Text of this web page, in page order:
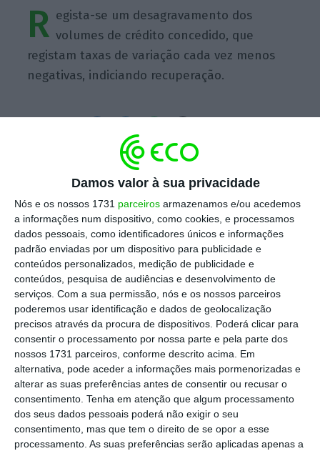
Damos valor à sua privacidade
Nós e os nossos 1731 parceiros armazenamos e/ou acedemos
a informações num dispositivo, como cookies, e processamos
dados pessoais, como identificadores únicos e informações
padrão enviadas por um dispositivo para publicidade e
conteúdos personalizados, medição de publicidade e
conteúdos, pesquisa de audiências e desenvolvimento de
serviços. Com a sua permissão, nós e os nossos parceiros
poderemos usar identificação e dados de geolocalização
precisos através da procura de dispositivos. Poderá clicar para
consentir o processamento por nossa parte e pela parte dos
nossos 1731 parceiros, conforme descrito acima. Em
alternativa, pode aceder a informações mais pormenorizadas e
alterar as suas preferências antes de consentir ou recusar o
consentimento. Tenha em atenção que algum processamento
dos seus dados pessoais poderá não exigir o seu
consentimento, mas que tem o direito de se opor a esse
processamento. As suas preferências serão aplicadas apenas a
R egista-se um desagravamento dos
volumes de crédito concedido, que
registam taxas de variação cada vez menos
negativas, indiciando recuperação.
Assine o ECO Premium
No momento em que a informação é
mais importante do que nunca, apoie
o jornalismo independente e rigoroso.
De que forma? Assine o ECO Premium e
tenha acesso a notícias exclusivas, à
opinião que conta, às reportagens e
especiais que mostram o outro lado da
história.